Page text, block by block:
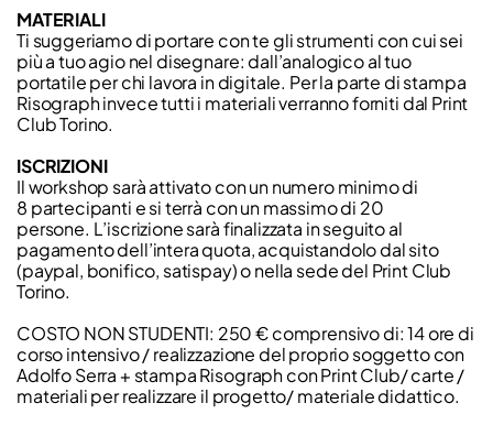
MATERIALI
Ti suggeriamo di portare con te gli strumenti con cui sei
più a tuo agio nel disegnare: dall’analogico al tuo
portatile per chi lavora in digitale. Per la parte di stampa
Risograph invece tutti i materiali verranno forniti dal Print
Club Torino.
ISCRIZIONI
Il workshop sarà attivato con un numero minimo di
8 partecipanti e si terrà con un massimo di 20
persone. L’iscrizione sarà finalizzata in seguito al
pagamento dell’intera quota, acquistandolo dal sito
(paypal, bonifico, satispay) o nella sede del Print Club
Torino.
COSTO NON STUDENTI: 250 € comprensivo di: 14 ore di
corso intensivo / realizzazione del proprio soggetto con
Adolfo Serra + stampa Risograph con Print Club/ carte /
materiali per realizzare il progetto/ materiale didattico.